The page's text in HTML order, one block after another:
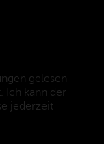
gelesen
Ich kann der
jederzeit